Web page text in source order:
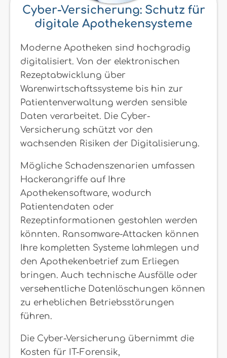
Cyber-Versicherung: Schutz für
digitale Apothekensysteme
Moderne Apotheken sind hochgradig
digitalisiert. Von der elektronischen
Rezeptabwicklung über
Warenwirtschaftssysteme bis hin zur
Patientenverwaltung werden sensible
Daten verarbeitet. Die Cyber-
Versicherung schützt vor den
wachsenden Risiken der Digitalisierung.
Mögliche Schadenszenarien umfassen
Hackerangriffe auf Ihre
Apothekensoftware, wodurch
Patientendaten oder
Rezeptinformationen gestohlen werden
könnten. Ransomware-Attacken können
Ihre kompletten Systeme lahmlegen und
den Apothekenbetrief zum Erliegen
bringen. Auch technische Ausfälle oder
versehentliche Datenlöschungen können
zu erheblichen Betriebsstörungen
führen.
Die Cyber-Versicherung übernimmt die
Kosten für IT-Forensik,